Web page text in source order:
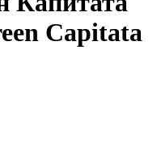
Capitata